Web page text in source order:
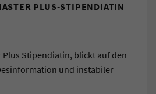
PLUS-STIPENDIATIN
Plus Stipendiatin, blickt auf den
und instabiler